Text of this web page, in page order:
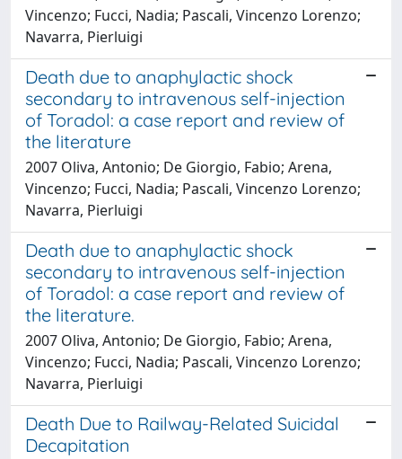
Vincenzo; Fucci, Nadia; Pascali, Vincenzo Lorenzo;
Navarra, Pierluigi
Death due to anaphylactic shock
secondary to intravenous self-injection
of Toradol: a case report and review of
the literature
2007 Oliva, Antonio; De Giorgio, Fabio; Arena,
Vincenzo; Fucci, Nadia; Pascali, Vincenzo Lorenzo;
Navarra, Pierluigi
Death due to anaphylactic shock
secondary to intravenous self-injection
of Toradol: a case report and review of
the literature.
2007 Oliva, Antonio; De Giorgio, Fabio; Arena,
Vincenzo; Fucci, Nadia; Pascali, Vincenzo Lorenzo;
Navarra, Pierluigi
Death Due to Railway-Related Suicidal
Decapitation